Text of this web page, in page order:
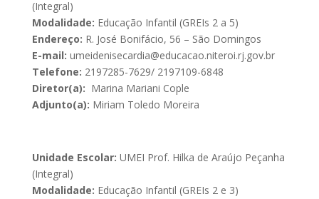
(Integral)
Modalidade: Educação Infantil (GREIs 2 a 5)
Endereço: R. José Bonifácio, 56 – São Domingos
E-mail: umeidenisecardia@educacao.niteroi.rj.gov.br
Telefone: 2197285-7629/ 2197109-6848
Diretor(a): Marina Mariani Cople
Adjunto(a): Miriam Toledo Moreira
Unidade Escolar: UMEI Prof. Hilka de Araújo Peçanha
(Integral)
Modalidade: Educação Infantil (GREIs 2 e 3)